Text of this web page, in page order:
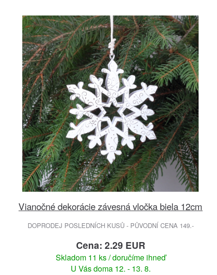
Vianočné dekorácie závesná vločka biela 12cm
DOPRODEJ POSLEDNÍCH KUSŮ - PŮVODNÍ CENA 149.-
Cena: 2.29 EUR
Skladom 11 ks / doručíme ihneď
U Vás doma 12. - 13. 8.